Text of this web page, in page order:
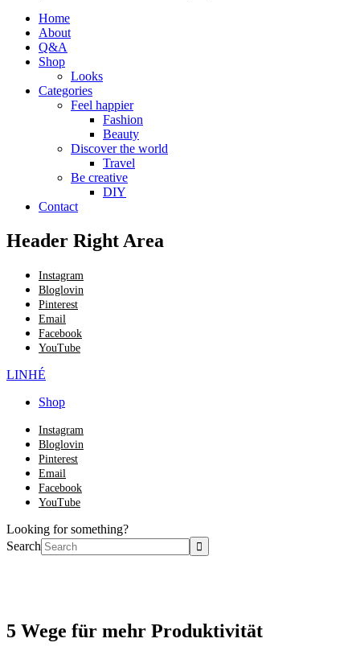
Home
About
Q&A
Shop
Looks
Categories
Feel happier
Fashion
Beauty
Discover the world
Travel
Be creative
DIY
Contact
Header Right Area
Instagram
Bloglovin
Pinterest
Email
Facebook
YouTube
LINHÉ
Shop
Instagram
Bloglovin
Pinterest
Email
Facebook
YouTube
Looking for something?
Search
5 Wege für mehr Produktivität